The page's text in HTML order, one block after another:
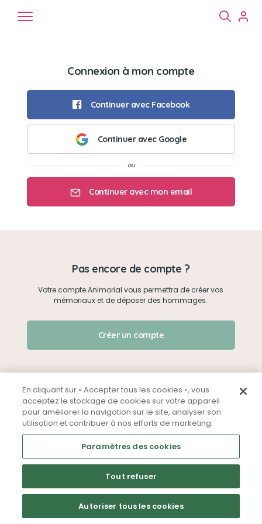
Chats
Créer un mémorial
Qui sommes-nous ?
Nous contacter
Partager sur Facebook
Connexion à mon compte
Continuer avec Facebook
Continuer avec Google
Continuer avec mon email
Je me connecte
Pas encore de compte ?
Votre compte Animorial vous permettra de créer vos
mémoriaux et de déposer des hommages.
Créer un compte
Mentions légales CGU Politique de confidentialité
En cliquant sur « Accepter tous les cookies », vous
acceptez le stockage de cookies sur votre appareil
pour améliorer la navigation sur le site, analyser son
utilisation et contribuer à nos efforts de marketing.
Paramètres des cookies
Tout refuser
Autoriser tous les cookies